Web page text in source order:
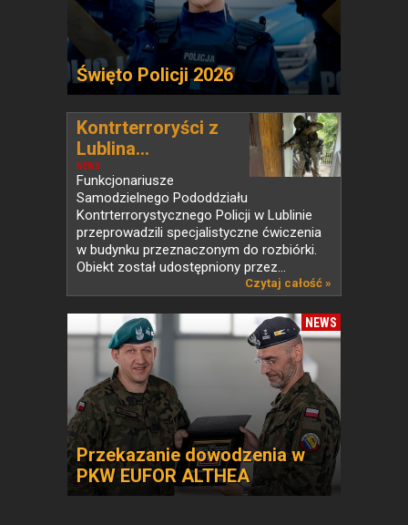
Święto Policji 2026
NEWS
Kontrterroryści z
Lublina...
Funkcjonariusze
Samodzielnego Pododdziału
Kontrterrorystycznego Policji w Lublinie
przeprowadzili specjalistyczne ćwiczenia
w budynku przeznaczonym do rozbiórki.
Obiekt został udostępniony przez...
Czytaj całość »
NEWS
Przekazanie dowodzenia w
PKW EUFOR ALTHEA